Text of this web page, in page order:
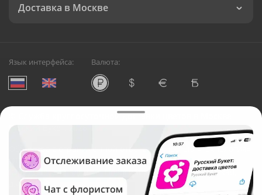
Доставка в Москве
Язык интерфейса: Валюта:
Служба круглосуточной доставки цветов в Москве
Русский Букет, 2026
Общество с ограниченной ответственностью «Технология»
ОГРН: 1195476081745, ИНН: 5410081997
Юридический адрес: г. Новосибирск, ул. Ипподромская,
д.42, оф. 3